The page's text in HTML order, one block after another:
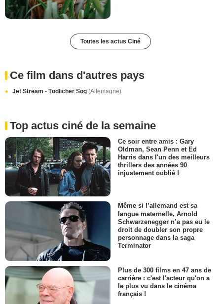
Toutes les actus Ciné
Ce film dans d'autres pays
Jet Stream - Tödlicher Sog (Allemagne)
Top actus ciné de la semaine
Ce soir entre amis : Gary
Oldman, Sean Penn et Ed
Harris dans l'un des meilleurs
thrillers des années 90
injustement oublié !
Même si l’allemand est sa
langue maternelle, Arnold
Schwarzenegger n’a pas eu le
droit de doubler son propre
personnage dans la saga
Terminator
Plus de 300 films en 47 ans de
carrière : c'est l'acteur qu'on a
le plus vu dans le cinéma
français !